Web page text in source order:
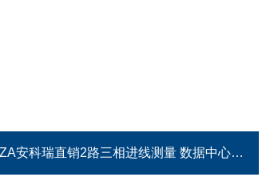
安科瑞直销2路三相进线测量 数据中心列头柜